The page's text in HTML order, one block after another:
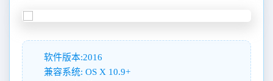
软件版本:2016
兼容系统: OS X 10.9+